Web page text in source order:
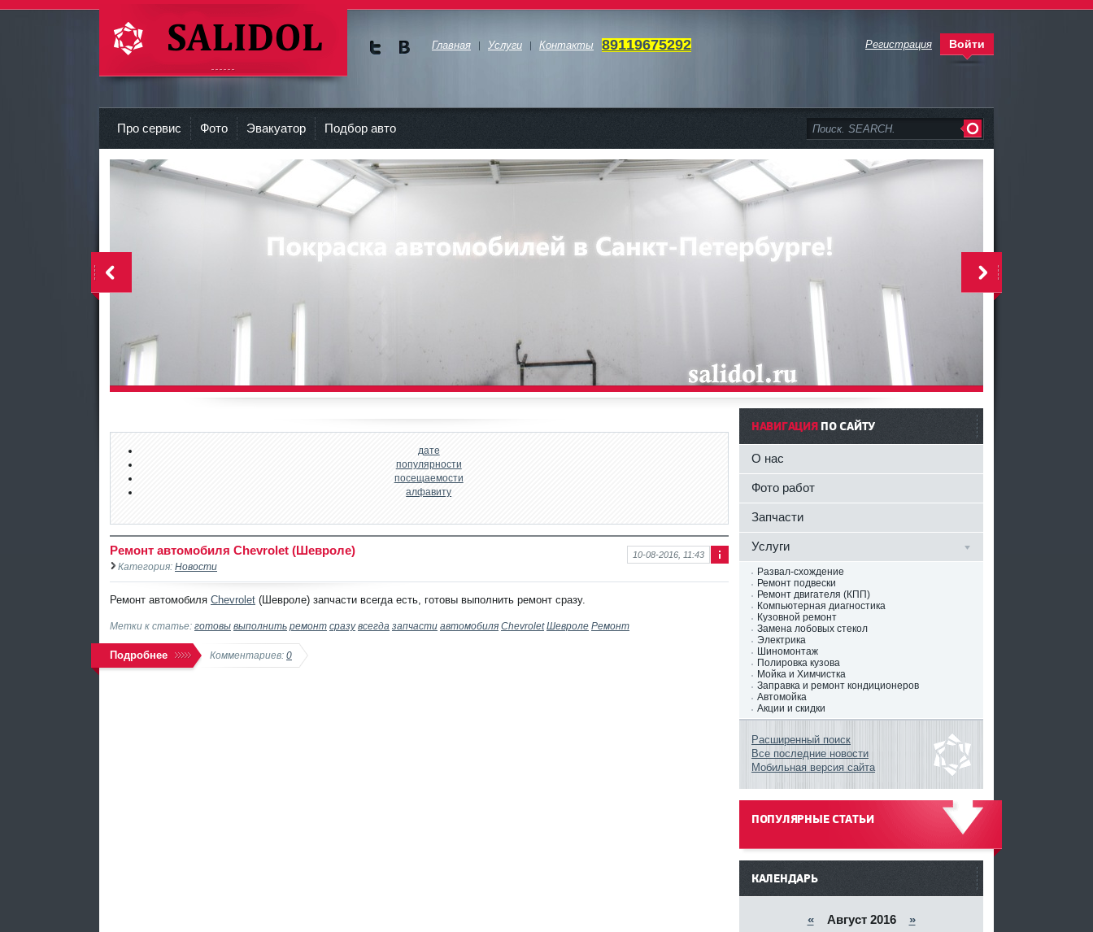
СТО Салидол | salidol в СПб и ЛО
Регистрация Войти
Главная Услуги Контакты 89119675292
Про сервис Фото Эвакуатор Подбор авто
дате
популярности
посещаемости
алфавиту
фо
10-08-2016, 11:43
Ремонт автомобиля Chevrolet (Шевроле)
Категория: Новости
Ремонт автомобиля Chevrolet (Шевроле) запчасти всегда есть, готовы выполнить ремонт сразу.
Метки к статье: готовы выполнить ремонт сразу всегда запчасти автомобиля Chevrolet Шевроле Ремонт
Подробнее Комментариев: 0
НАВИГАЦИЯПО САЙТУ
О нас
Фото работ
Запчасти
Услуги
Развал-схождение
Ремонт подвески
Ремонт двигателя (КПП)
Компьютерная диагностика
Кузовной ремонт
Замена лобовых стекол
Электрика
Шиномонтаж
Полировка кузова
Мойка и Химчистка
Заправка и ремонт кондиционеров
Автомойка
Акции и скидки
Расширенный поиск
Все последние новости
Мобильная версия сайта
ПОПУЛЯРНЫЕ СТАТЬИ
------
КАЛЕНДАРЬ
«Август 2016 »